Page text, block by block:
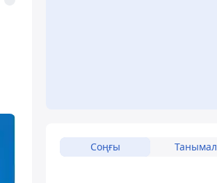
Соңғы Танымал